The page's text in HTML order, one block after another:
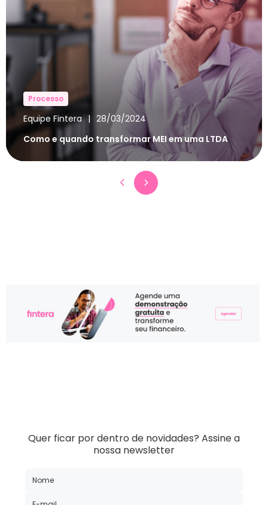
Processo
Equipe Fintera | 28/03/2024
Como e quando transformar MEI em uma LTDA
Quer ficar por dentro de novidades? Assine a
nossa newsletter